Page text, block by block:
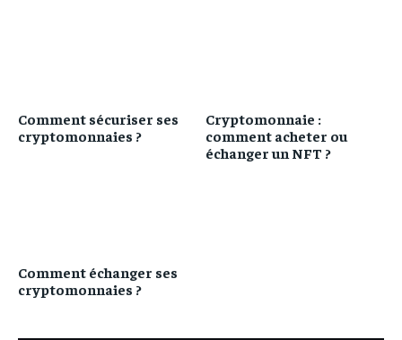
Comment sécuriser ses
cryptomonnaies ?
Cryptomonnaie :
comment acheter ou
échanger un NFT ?
Comment échanger ses
cryptomonnaies ?